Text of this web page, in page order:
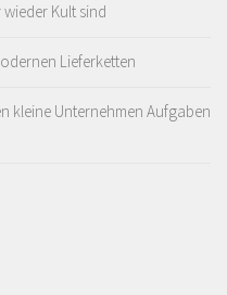
Kult sind
Lieferketten
kleine Unternehmen Aufgaben